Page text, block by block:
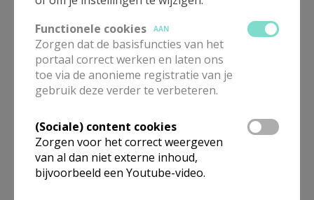
- Audio-visueel materiaal en social media?
Het is mogelijk dat er tijdens activiteiten foto’s of
filmpjes gemaakt worden. Je zal hiervan op het
moment zelf op de hoogte gebracht worden. Op dat
moment krijg je de kans om te melden of je al dan niet
initiatiesacramenten of het huwelijk, houden we
rekening met de ingevulde privacy formulieren.
- Website en sociale media?
Functionele cookies
AAN
Zorgen dat de basisfuncties van het
portaal correct werken en laten ons
toe via de anonieme registratie van je
gebruik deze verder te verbeteren.
(Sociale) content cookies
Zorgen voor het correct weergeven
van al dan niet externe inhoud,
bijvoorbeeld een Youtube-video.